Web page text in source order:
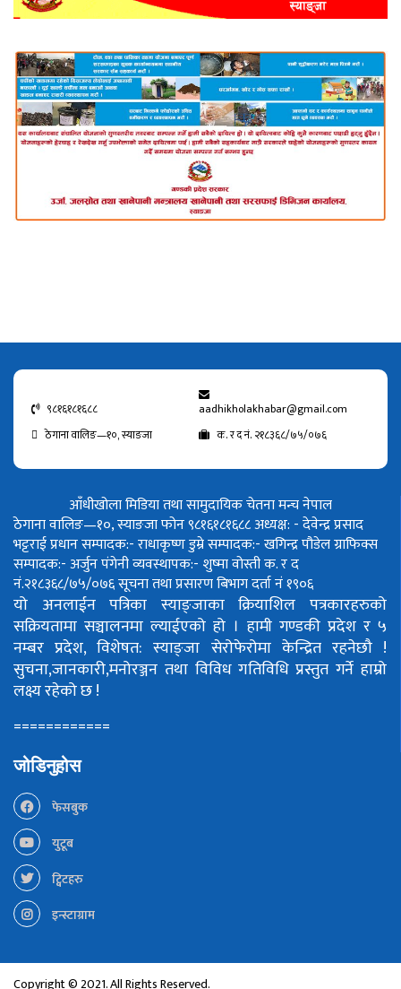
९८१६१८१६८८
aadhikholakhabar@gmail.com
ठेगाना वालिङ—१०, स्याङजा
क. र द नं. २१८३६८/७५/०७६
आँधीखोला मिडिया तथा सामुदायिक चेतना मन्च नेपाल
ठेगाना वालिङ—१०, स्याङजा फोन ९८१६१८१६८८अध्यक्ष: - देवेन्द्र प्रसाद
भट्टराईप्रधान सम्पादक:- राधाकृष्ण डुम्रेसम्पादक:- खगिन्द्र पौडेलग्राफिक्स
सम्पादक:- अर्जुन पंगेनीव्यवस्थापक:- शुष्मा वोस्तीक. र द
नं.२१८३६८/७५/०७६सूचना तथा प्रसारण बिभाग दर्ता नं १९०६
यो अनलाईन पत्रिका स्याङ्जाका क्रियाशिल पत्रकारहरुको
सक्रियतामा सञ्चालनमा ल्याईएको हो । हामी गण्डकी प्रदेश र ५
नम्बर प्रदेश, विशेषत: स्याङ्जा सेरोफेरोमा केन्द्रित रहनेछौ !
सुचना,जानकारी,मनोरञ्जन तथा विविध गतिविधि प्रस्तुत गर्ने हाम्रो
लक्ष्य रहेको छ !
============
जोडिनुहोस
फेसबुक
युटूब
ट्विटहरु
इन्स्टाग्राम
Copyright © 2021. All Rights Reserved.